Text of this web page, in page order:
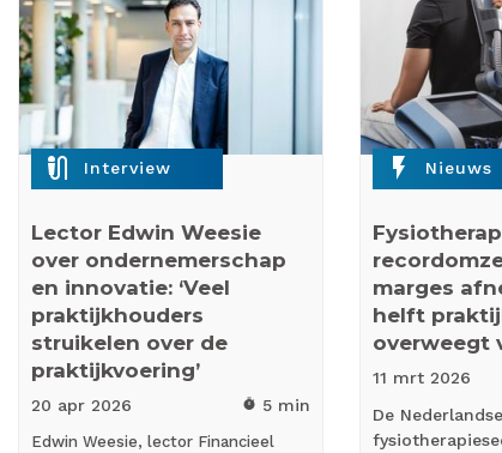
mic_external_on Interview
Lector Edwin Weesie
over ondernemerschap
en innovatie: ‘Veel
praktijkhouders
struikelen over de
praktijkvoering’
20 apr 2026 timer 5 min
Edwin Weesie, lector Financieel
flash_on Nieuws
marges
helft
overweegt
11 mrt 2026
De Nederlandse